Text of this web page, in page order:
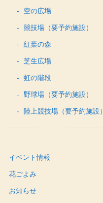
空の広場
競技場（要予約施設）
紅葉の森
芝生広場
虹の階段
野球場（要予約施設）
陸上競技場（要予約施設）
イベント情報
花ごよみ
お知らせ